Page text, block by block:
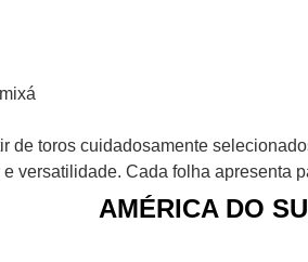
de toros cuidadosamente
versatilidade. Cada folha apresenta
AMÉRICA DO